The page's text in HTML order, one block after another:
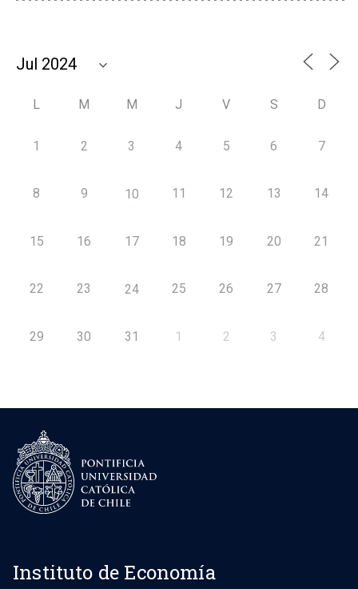
L M M J V S D
1 2 3 4 5 6 7
8 9 10 11 12 13 14
15 16 17 18 19 20 21
22 23 24 25 26 27 28
29 30 31 1 2 3 4
Instituto de Economía